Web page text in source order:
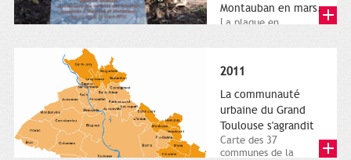
Montauban en mars.
La plaque en
Charles-de-Gaulle.
2011
La communauté
urbaine du Grand
Toulouse s'agrandit
Carte des 37
communes de la